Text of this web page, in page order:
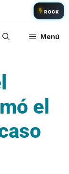
ROCK
Menú
el